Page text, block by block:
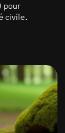
pour
civile.